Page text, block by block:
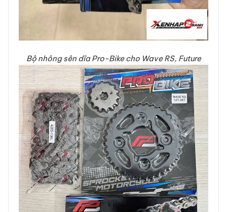
Bộ nhông sên dĩa Pro-Bike cho Wave RS, Future